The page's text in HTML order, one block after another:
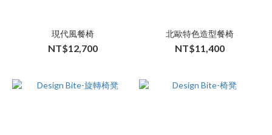
現代風餐椅
NT$12,700
北歐特色造型餐椅
NT$11,400